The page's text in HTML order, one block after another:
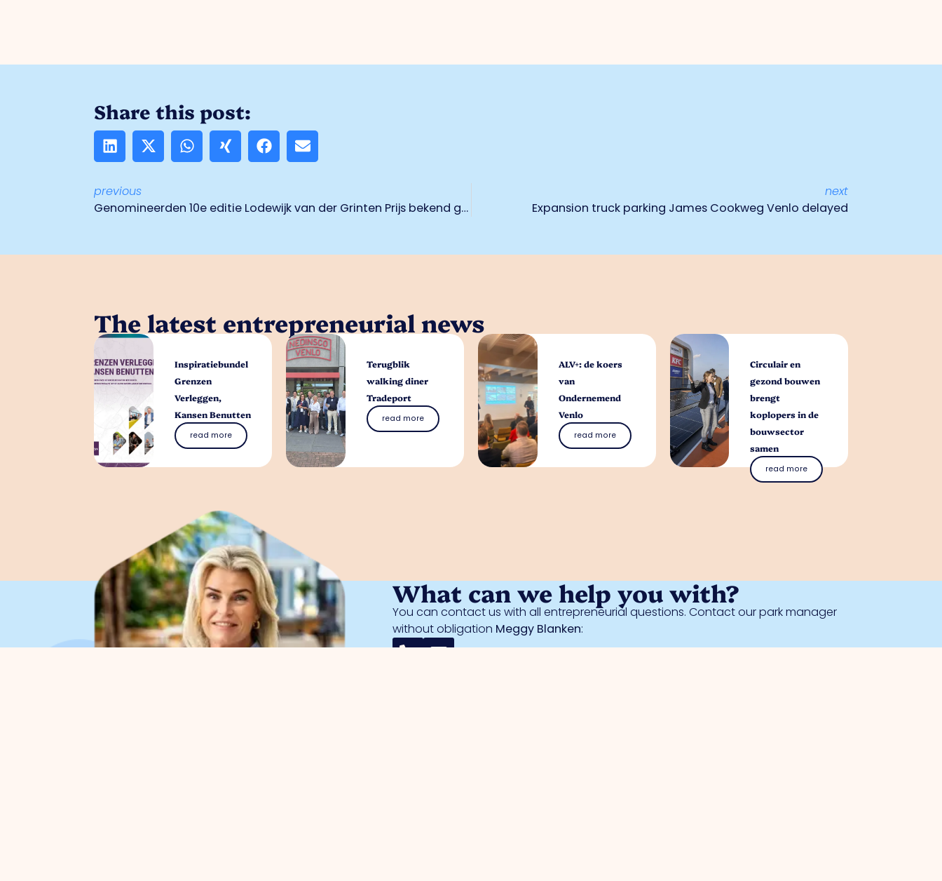
Share this post:
previous
Genomineerden 10e editie Lodewijk van der Grinten Prijs bekend gemaakt
next
Expansion truck parking James Cookweg Venlo delayed
The latest entrepreneurial news
Inspiratiebundel
Grenzen
Verleggen,
Kansen Benutten
read more
Terugblik
walking diner
Tradeport
read more
ALV+: de koers
van
Ondernemend
Venlo
read more
Circulair en
gezond bouwen
brengt
koplopers in de
bouwsector
samen
read more
What can we help you with?
You can contact us with all entrepreneurial questions. Contact our park manager
without obligation Meggy Blanken: